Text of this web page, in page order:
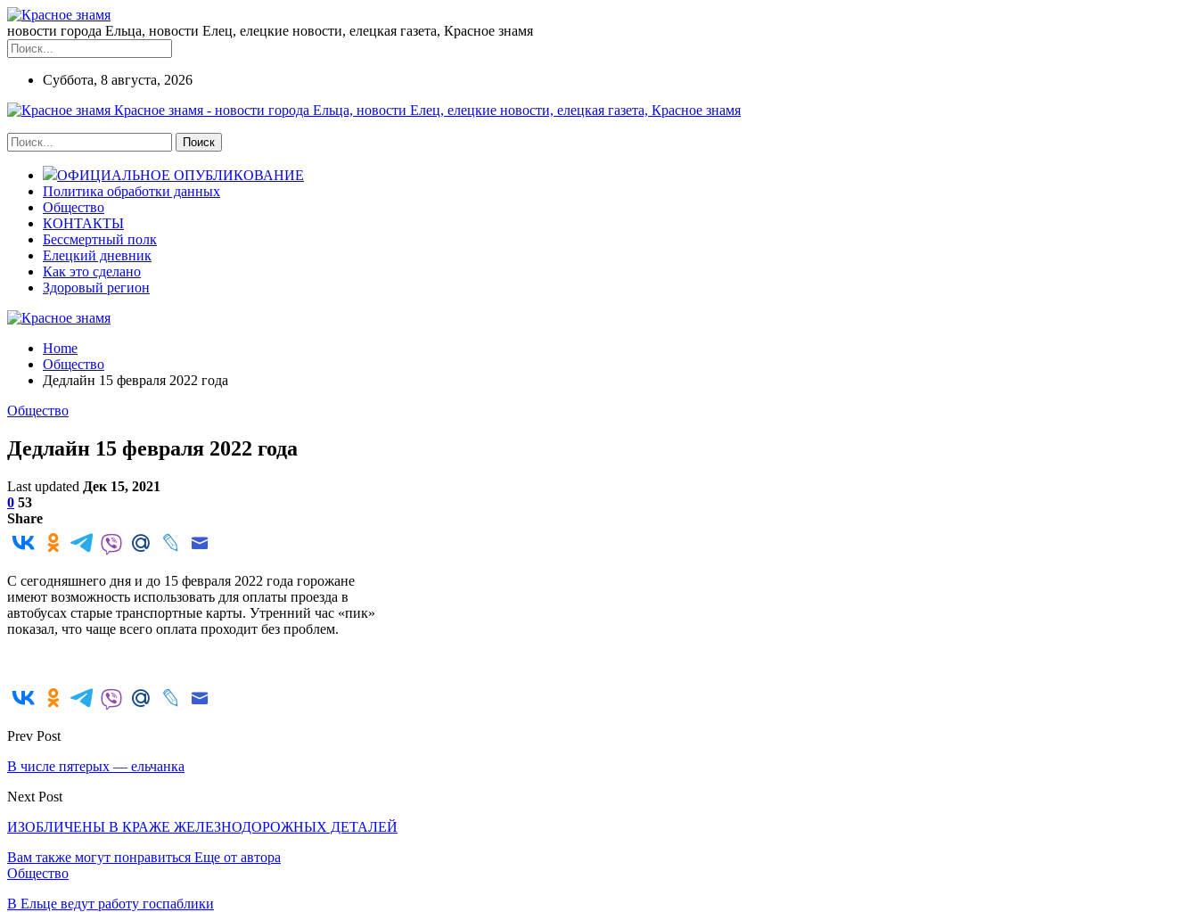
новости города Ельца, новости Елец, елецкие новости, елецкая газета, Красное знамя
Суббота, 8 августа, 2026
Красное знамя - новости города Ельца, новости Елец, елецкие новости, елецкая газета, Красное знамя
ОФИЦИАЛЬНОЕ ОПУБЛИКОВАНИЕ
Политика обработки данных
Общество
КОНТАКТЫ
Бессмертный полк
Елецкий дневник
Как это сделано
Здоровый регион
Home
Общество
Дедлайн 15 февраля 2022 года
Общество
Дедлайн 15 февраля 2022 года
Last updated Дек 15, 2021
0 53
Share
С сегодняшнего дня и до 15 февраля 2022 года горожане
имеют возможность использовать для оплаты проезда в
автобусах старые транспортные карты. Утренний час «пик»
показал, что чаще всего оплата проходит без проблем.
Prev Post
В числе пятерых — ельчанка
Next Post
ИЗОБЛИЧЕНЫ В КРАЖЕ ЖЕЛЕЗНОДОРОЖНЫХ ДЕТАЛЕЙ
Вам также могут понравиться Еще от автора
Общество
В Ельце ведут работу госпаблики